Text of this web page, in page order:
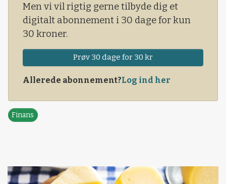
Men vi vil rigtig gerne tilbyde dig et
digitalt abonnement i 30 dage for kun
30 kroner.
Prøv 30 dage for 30 kr
Allerede abonnement?Log ind her
Finans